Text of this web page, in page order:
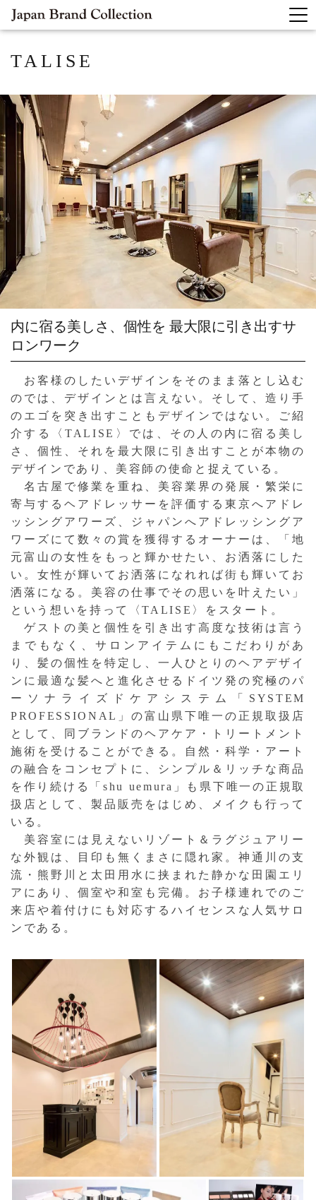
TALISE
内に宿る美しさ、個性を 最大限に引き出すサ
ロンワーク
お客様のしたいデザインをそのまま落とし込む
のでは、デザインとは言えない。そして、造り手
のエゴを突き出すこともデザインではない。ご紹
介する〈TALISE〉では、その人の内に宿る美し
さ、個性、それを最大限に引き出すことが本物の
デザインであり、美容師の使命と捉えている。
名古屋で修業を重ね、美容業界の発展・繁栄に
寄与するヘアドレッサーを評価する東京へアドレ
ッシングアワーズ、ジャパンへアドレッシングア
ワーズにて数々の賞を獲得するオーナーは、「地
元富山の女性をもっと輝かせたい、お洒落にした
い。女性が輝いてお洒落になれれば街も輝いてお
洒落になる。美容の仕事でその思いを叶えたい」
という想いを持って〈TALISE〉をスタート。
ゲストの美と個性を引き出す高度な技術は言う
までもなく、サロンアイテムにもこだわりがあ
り、髪の個性を特定し、一人ひとりのヘアデザイ
ンに最適な髪へと進化させるドイツ発の究極のパ
ーソナライズドケアシステム「SYSTEM
PROFESSIONAL」の富山県下唯一の正規取扱店
として、同ブランドのヘアケア・トリートメント
施術を受けることができる。自然・科学・アート
の融合をコンセプトに、シンプル＆リッチな商品
を作り続ける「shu uemura」も県下唯一の正規取
扱店として、製品販売をはじめ、メイクも行って
いる。
美容室には見えないリゾート＆ラグジュアリー
な外観は、目印も無くまさに隠れ家。神通川の支
流・熊野川と太田用水に挟まれた静かな田園エリ
アにあり、個室や和室も完備。お子様連れでのご
来店や着付けにも対応するハイセンスな人気サロ
ンである。